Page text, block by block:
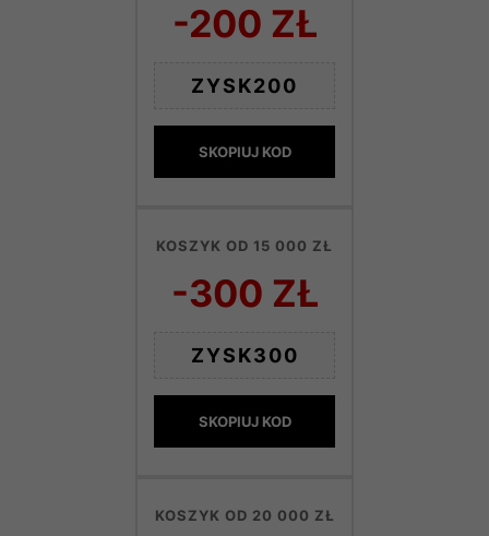
-200 ZŁ
ZYSK200
SKOPIUJ KOD
KOSZYK OD 15 000 ZŁ
-300 ZŁ
ZYSK300
SKOPIUJ KOD
KOSZYK OD 20 000 ZŁ